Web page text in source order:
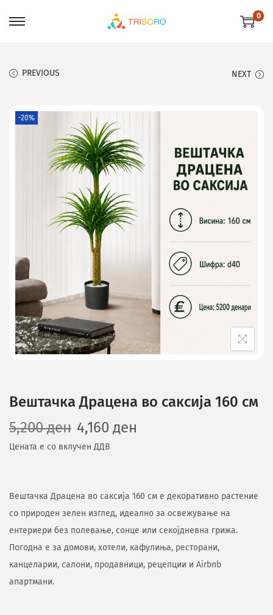
0
PREVIOUS NEXT
-20%
Вештачка Драцена во саксија 160 см
5,200ден 4,160 ден
Цената е со вклучен ДДВ
Вештачка Драцена во саксија 160 см е декоративно растение
со природен зелен изглед, идеално за освежување на
ентериери без полевање, сонце или секојдневна грижа.
Погодна е за домови, хотели, кафулиња, ресторани,
канцеларии, салони, продавници, рецепции и Airbnb
апартмани.